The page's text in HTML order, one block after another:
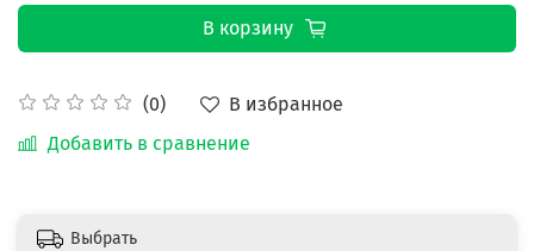
(0)
В избранное
Добавить в сравнение
В корзину
Выбрать